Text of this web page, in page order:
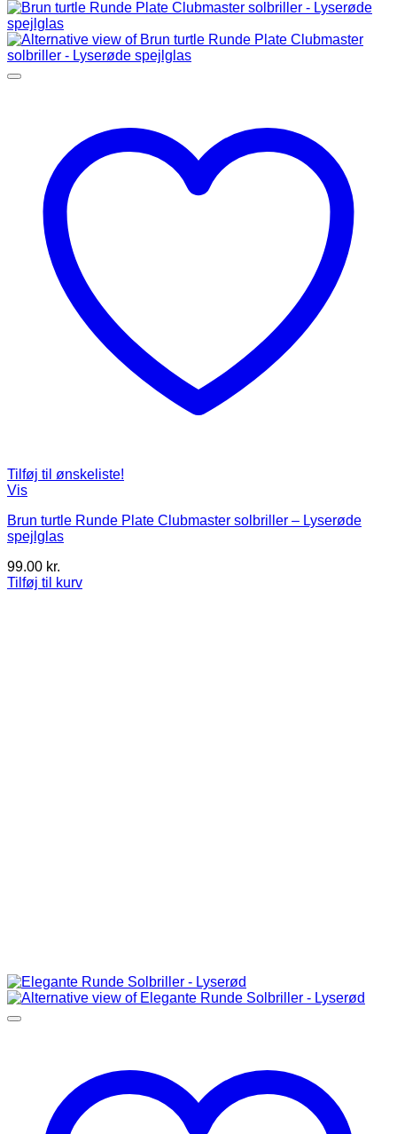
Tilføj til ønskeliste!
Vis
Brun turtle Runde Plate Clubmaster solbriller – Lyserøde
spejlglas
99.00 kr.
Tilføj til kurv